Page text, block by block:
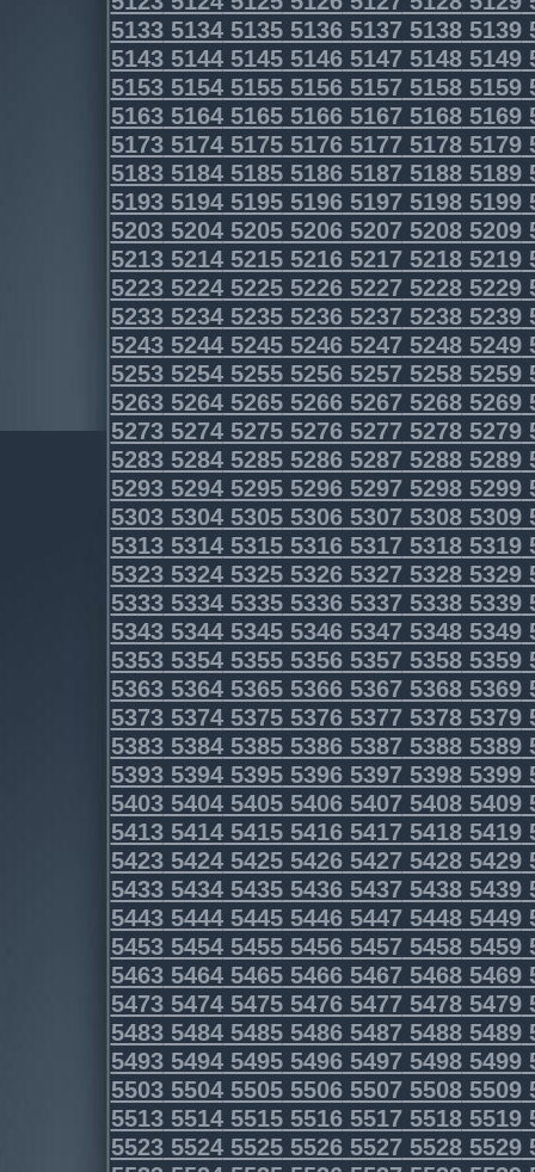
5133513451355136513751385139
5143514451455146514751485149
5153515451555156515751585159
5163516451655166516751685169
5173517451755176517751785179
5183518451855186518751885189
5193519451955196519751985199
5203520452055206520752085209
5213521452155216521752185219
5223522452255226522752285229
5233523452355236523752385239
5243524452455246524752485249
5253525452555256525752585259
5263526452655266526752685269
5273527452755276527752785279
5283528452855286528752885289
5293529452955296529752985299
5303530453055306530753085309
5313531453155316531753185319
5323532453255326532753285329
5333533453355336533753385339
5343534453455346534753485349
5353535453555356535753585359
5363536453655366536753685369
5373537453755376537753785379
5383538453855386538753885389
5393539453955396539753985399
5403540454055406540754085409
5413541454155416541754185419
5423542454255426542754285429
5433543454355436543754385439
5443544454455446544754485449
5453545454555456545754585459
5463546454655466546754685469
5473547454755476547754785479
5483548454855486548754885489
5493549454955496549754985499
5503550455055506550755085509
5513551455155516551755185519
5523552455255526552755285529